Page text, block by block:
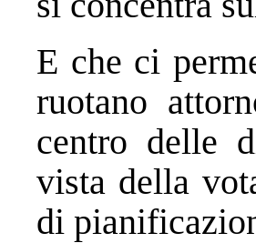
E che ci
ruotano
centro delle
vista della
di